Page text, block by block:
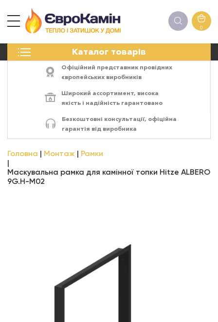
0
Каталог товарів
ПЕЧІ
ЕЛЕКТРОКАМІНИ
АКСЕСУАРИ
Офіційний представник провідних
європейських виробників
Широкий ассортимент, висока
якість і надійність гарантовано
Безкоштовні консультації, офіційна
гарантія від виробника
Головна Монтаж Рамки
Маскувальна рамка для камінної топки Hitze ALBERO
9G.H-M02